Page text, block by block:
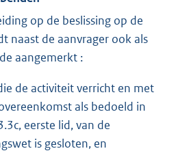
op de beslissing op de
naast de aanvrager ook als
aangemerkt :
de activiteit verricht en met
als bedoeld in
eerste lid, van de
is gesloten, en